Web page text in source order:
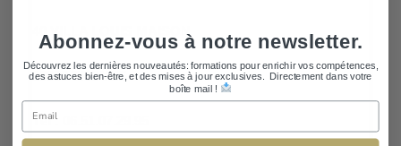
40 VILLA LOUIS MAISON
10000 TROYES
Tél : 06.51.07.29.95
Abonnez-vous à notre newsletter.
Découvrez les dernières nouveautés: formations pour enrichir vos compétences,
des astuces bien-être, et des mises à jour exclusives. Directement dans votre
boîte mail !
Email